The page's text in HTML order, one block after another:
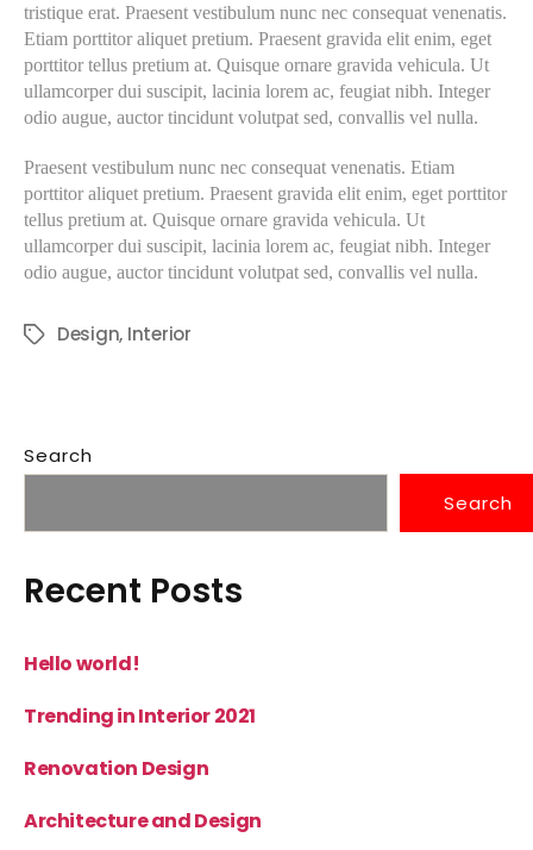
tristique erat. Praesent vestibulum nunc nec consequat venenatis.
Etiam porttitor aliquet pretium. Praesent gravida elit enim, eget
porttitor tellus pretium at. Quisque ornare gravida vehicula. Ut
ullamcorper dui suscipit, lacinia lorem ac, feugiat nibh. Integer
odio augue, auctor tincidunt volutpat sed, convallis vel nulla.
Praesent vestibulum nunc nec consequat venenatis. Etiam
porttitor aliquet pretium. Praesent gravida elit enim, eget porttitor
tellus pretium at. Quisque ornare gravida vehicula. Ut
ullamcorper dui suscipit, lacinia lorem ac, feugiat nibh. Integer
odio augue, auctor tincidunt volutpat sed, convallis vel nulla.
Design, Interior
Search
Search
Recent Posts
Hello world!
Trending in Interior 2021
Renovation Design
Architecture and Design